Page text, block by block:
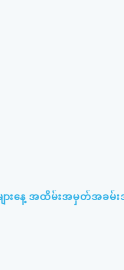
ားနေ့ အထိမ်းအမှတ်အခမ်း